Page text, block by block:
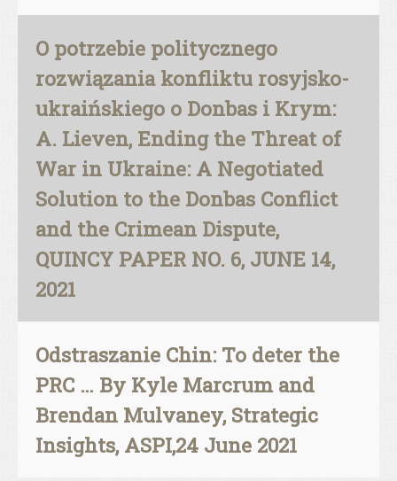
O potrzebie politycznego
rozwiązania konfliktu rosyjsko-
ukraińskiego o Donbas i Krym:
A. Lieven, Ending the Threat of
War in Ukraine: A Negotiated
Solution to the Donbas Conflict
and the Crimean Dispute,
QUINCY PAPER NO. 6, JUNE 14,
2021
Odstraszanie Chin: To deter the
PRC … By Kyle Marcrum and
Brendan Mulvaney, Strategic
Insights, ASPI,24 June 2021